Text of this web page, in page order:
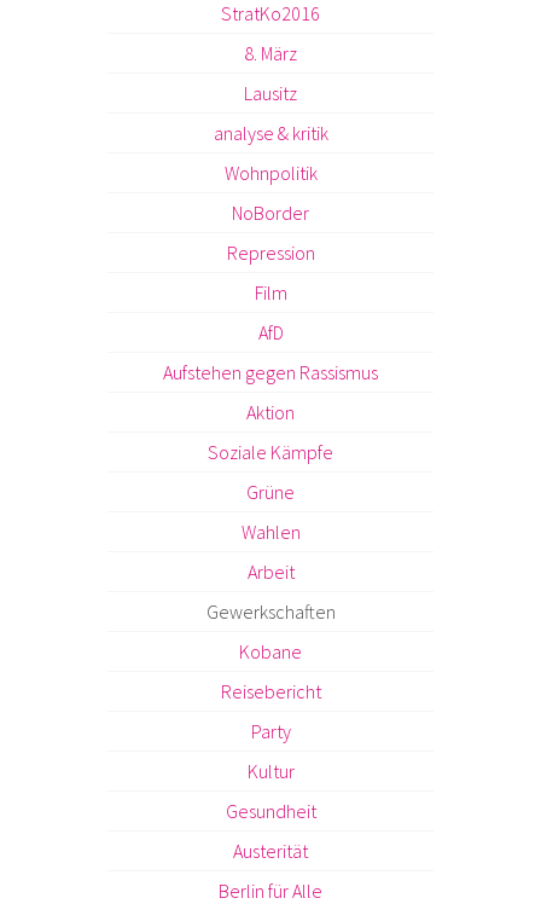
StratKo2016
8. März
Lausitz
analyse & kritik
Wohnpolitik
NoBorder
Repression
Film
AfD
Aufstehen gegen Rassismus
Aktion
Soziale Kämpfe
Grüne
Wahlen
Arbeit
Gewerkschaften
Kobane
Reisebericht
Party
Kultur
Gesundheit
Austerität
Berlin für Alle